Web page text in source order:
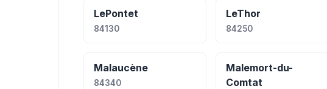
LePontet
84130
LeThor
84250
Malaucène
84340
Malemort-du-
Comtat